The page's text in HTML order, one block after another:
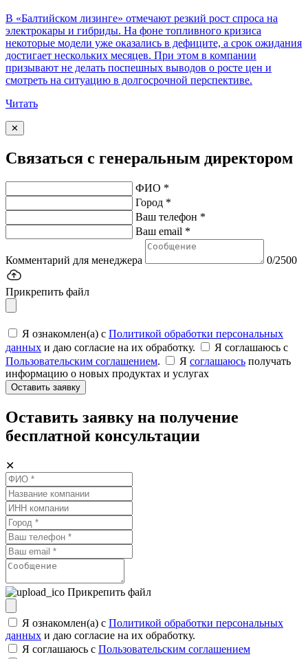
В «Балтийском лизинге» отмечают резкий рост спроса на
электрокары и гибриды. На фоне топливного кризиса
некоторые модели уже оказались в дефиците, а срок ожидания
достигает нескольких месяцев. При этом в компании
призывают не делать поспешных выводов о росте цен и
смотреть на ситуацию в долгосрочной перспективе.
Читать
✕
Связаться с генеральным директором
ФИО *
Город *
Ваш телефон *
Ваш email *
Комментарий для менеджера 0/2500
Прикрепить файл
Я ознакомлен(а) с Политикой обработки персональных
данных и даю согласие на их обработку.
Я соглашаюсь c
Пользовательским соглашением. Я соглашаюсь получать
информацию о новых продуктах и услугах
Оставить заявку
Оставить заявку на получение
бесплатной консультации
✕
Прикрепить файл
Я ознакомлен(а) с Политикой обработки персональных
данных и даю согласие на их обработку.
Я соглашаюсь c Пользовательским соглашением